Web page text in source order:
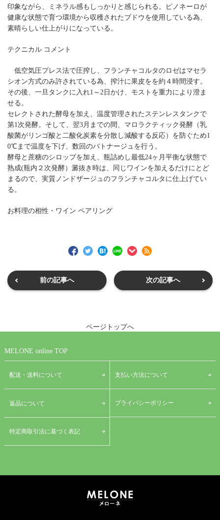
印象ながら、ミネラル感もしっかりと感じられる。ピノネーロが
健康な状態で育つ環境から収穫されたブドウを使用している為、
素晴らしい仕上がりになっている。
テクニカル コメント
低空気圧プレス法で圧搾し、フランチャコルタのロゼはマセラ
シオン方式のみ許されている為、搾汁に果皮をを約４時間浸す。
その後、一旦タンクに入れ1～2日かけ、モストを重力により澄ま
せる。
セレクトされた酵母を加え、温度管理されたステンレスタンクで
第1次発酵。そして、翌3月までの間、マロラクティック発酵（乳
酸菌がリンゴ酸と二酸化炭素を分散し減酸する反応）を防ぐため1
0℃まで温度を下げ、数回のバトナージュを行う。
酵母と蔗糖のシロップを加え、瓶詰めし最低24ヶ月平衡な状態で
熟成(瓶内２次発酵）澱抜き時は、同じワインを加えるだけにとど
まるので、実質ノンドザージュのフランチャコルタに仕上げてい
る。
お料理の相性・ワイン ペアリング
前の記事へ 次の記事へ
ページトップへ
MELONE online TOP
配送・送料について 支払い方法について
返品について プライバシーポリシー
特定商取引法に基づく表記